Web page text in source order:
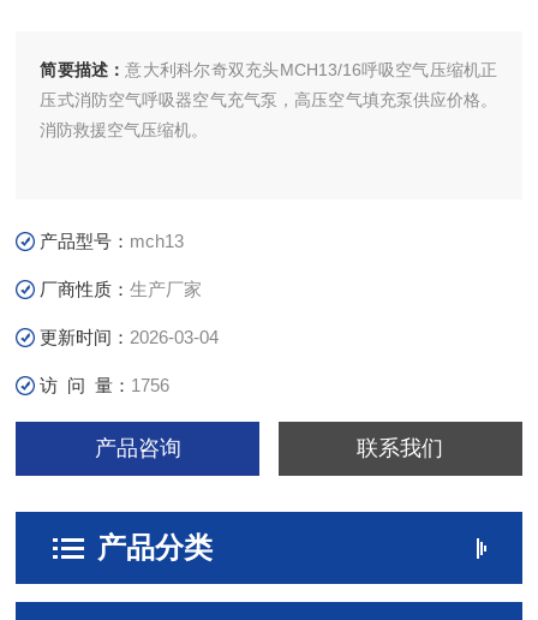
简要描述：意大利科尔奇双充头MCH13/16呼吸空气压缩机正
压式消防空气呼吸器空气充气泵，高压空气填充泵供应价格。
消防救援空气压缩机。
产品型号： mch13
厂商性质：生产厂家
更新时间： 2026-03-04
访 问 量： 1756
产品咨询 联系我们
产品分类